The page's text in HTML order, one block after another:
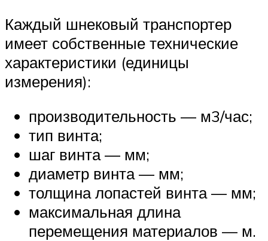
Каждый шнековый транспортер
имеет собственные технические
характеристики (единицы
измерения):
производительность — м3/час;
тип винта;
шаг винта — мм;
диаметр винта — мм;
толщина лопастей винта — мм;
максимальная длина
перемещения материалов — м.